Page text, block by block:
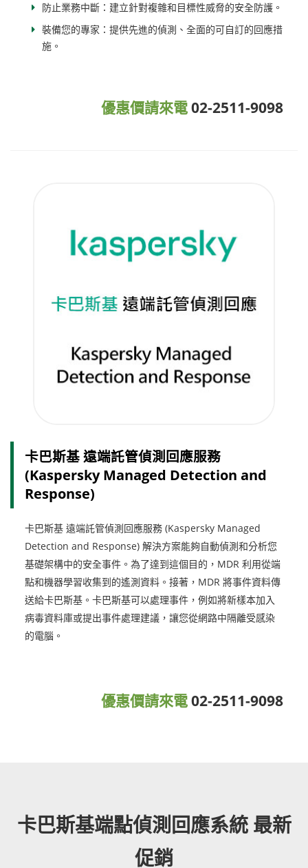
防止業務中斷：建立針對複雜和目標性威脅的安全防護。
裝備您的專家：提供先進的偵測、全面的可自訂的回應措
施。
優惠價請來電02-2511-9098
卡巴斯基 遠端託管偵測回應服務
(Kaspersky Managed Detection and
Response)
卡巴斯基 遠端託管偵測回應服務 (Kaspersky Managed
Detection and Response) 解決方案能夠自動偵測和分析您
基礎架構中的安全事件。為了達到這個目的，MDR 利用從端
點和機器學習收集到的遙測資料。接著，MDR 將事件資料傳
送給卡巴斯基。卡巴斯基可以處理事件，例如將新樣本加入
病毒資料庫或提出事件處理建議，讓您從網路中隔離受感染
的電腦。
優惠價請來電02-2511-9098
卡巴斯基端點偵測回應系統 最新
促銷